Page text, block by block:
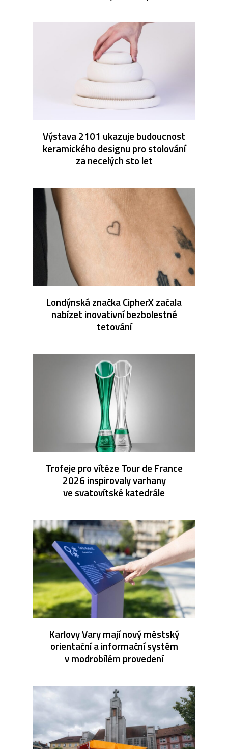
Výstava 2101 ukazuje budoucnost
keramického designu pro stolování
za necelých sto let
Londýnská značka CipherX začala
nabízet inovativní bezbolestné
tetování
Trofeje pro vítěze Tour de France
2026 inspirovaly varhany
ve svatovítské katedrále
Karlovy Vary mají nový městský
orientační a informační systém
v modrobílém provedení